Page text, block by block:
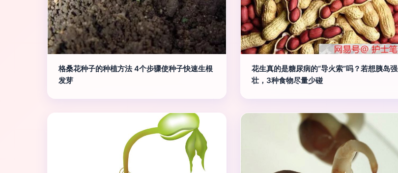
格桑花种子的种植方法 4个步骤使种子快速生根
发芽
花生真的是糖尿病的“导火索”吗？若想胰岛强
壮，3种食物尽量少碰